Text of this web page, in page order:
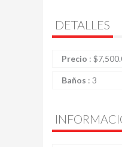
DETALLES
Precio : $
Baños : 3